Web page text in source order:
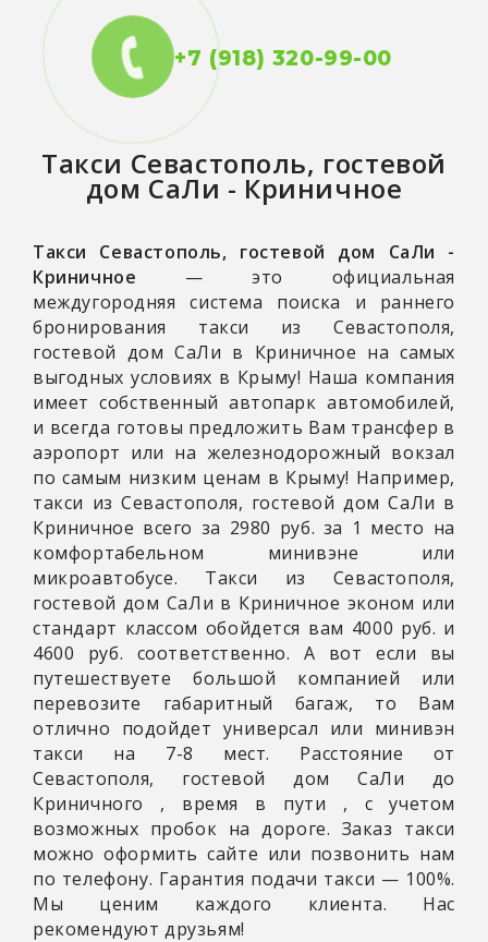
+7 (918) 320-99-00
Такси Севастополь, гостевой
дом СаЛи - Криничное
Такси Севастополь, гостевой дом СаЛи -
Криничное — это официальная
междугородняя система поиска и раннего
бронирования такси из Севастополя,
гостевой дом СаЛи в Криничное на самых
выгодных условиях в Крыму! Наша компания
имеет собственный автопарк автомобилей,
и всегда готовы предложить Вам трансфер в
аэропорт или на железнодорожный вокзал
по самым низким ценам в Крыму! Например,
такси из Севастополя, гостевой дом СаЛи в
Криничное всего за 2980 руб. за 1 место на
комфортабельном минивэне или
микроавтобусе. Такси из Севастополя,
гостевой дом СаЛи в Криничное эконом или
стандарт классом обойдется вам 4000 руб. и
4600 руб. соответственно. А вот если вы
путешествуете большой компанией или
перевозите габаритный багаж, то Вам
отлично подойдет универсал или минивэн
такси на 7-8 мест. Расстояние от
Севастополя, гостевой дом СаЛи до
Криничного , время в пути , с учетом
возможных пробок на дороге. Заказ такси
можно оформить сайте или позвонить нам
по телефону. Гарантия подачи такси — 100%.
Мы ценим каждого клиента. Нас
рекомендуют друзьям!